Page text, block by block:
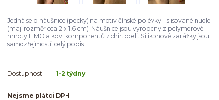
Jedná se o náušnice (pecky) na motiv čínské polévky - slisované nudle
(mají rozměr cca 2 x 1,6 cm). Náušnice jsou vyrobeny z polymerové
hmoty FIMO a kov. komponentů z chir. oceli. Silikonové zarážky jsou
samozřejmostí. celý popis
Dostupnost 1-2 týdny
Nejsme plátci DPH